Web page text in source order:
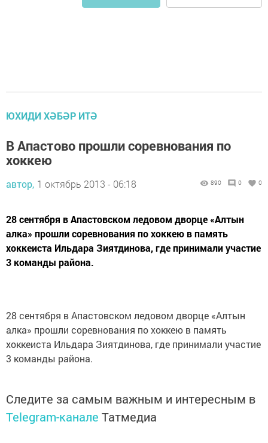
ЮХИДИ ХӘБӘР ИТӘ
В Апастово прошли соревнования по
хоккею
автор, 1 октябрь 2013 - 06:18 890 0 0
28 сентября в Апастовском ледовом дворце «Алтын
алка» прошли соревнования по хоккею в память
хоккеиста Ильдара Зиятдинова, где принимали участие
3 команды района.
28 сентября в Апастовском ледовом дворце «Алтын
алка» прошли соревнования по хоккею в память
хоккеиста Ильдара Зиятдинова, где принимали участие
3 команды района.
Следите за самым важным и интересным в
Telegram-канале Татмедиа